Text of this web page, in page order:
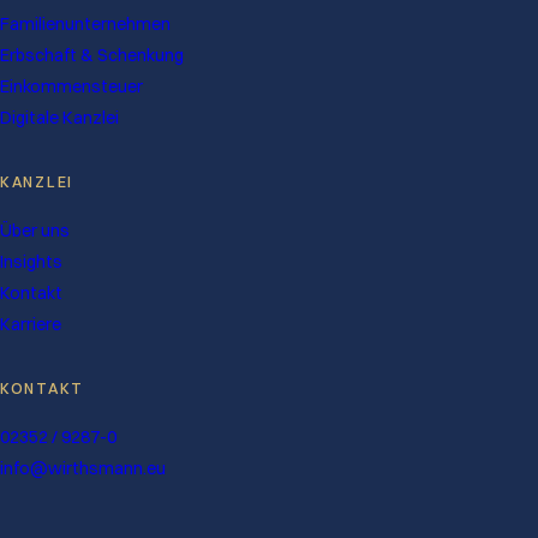
Familienunternehmen
Erbschaft & Schenkung
Einkommensteuer
Digitale Kanzlei
KANZLEI
Über uns
Insights
Kontakt
Karriere
KONTAKT
02352 / 9287-0
info@wirthsmann.eu